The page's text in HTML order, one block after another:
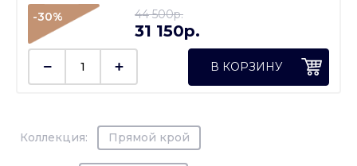
Коллекция: Прямой крой
-30% 44 500p.
31 150p.
В КОРЗИНУ